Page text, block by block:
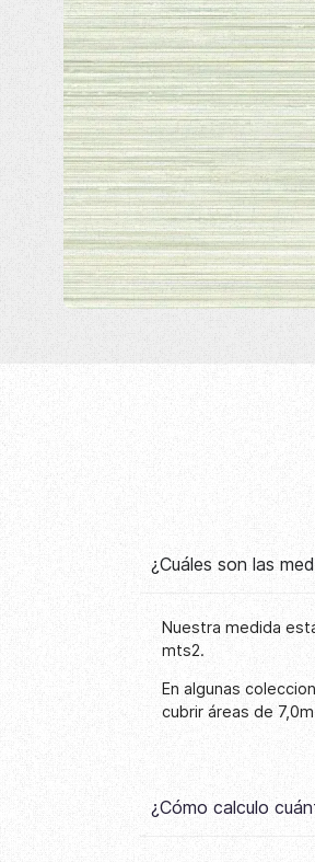
¿Cuáles son las
Nuestra medida
mts2.
En algunas
cubrir áreas de
¿Cómo calculo